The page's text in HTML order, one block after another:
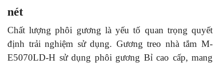
nét
Chất lượng phôi gương là yếu tố quan trọng quyết
định trải nghiệm sử dụng. Gương treo nhà tắm M-
E5070LD-H sử dụng phôi gương Bỉ cao cấp, mang